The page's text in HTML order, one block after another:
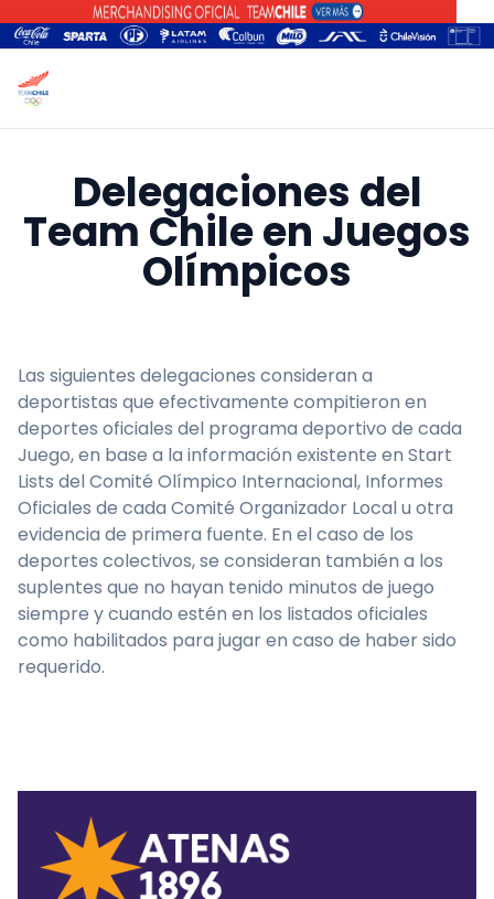
Delegaciones del
Team Chile en Juegos
Olímpicos
Las siguientes delegaciones consideran a
deportistas que efectivamente compitieron en
deportes oficiales del programa deportivo de cada
Juego, en base a la información existente en Start
Lists del Comité Olímpico Internacional, Informes
Oficiales de cada Comité Organizador Local u otra
evidencia de primera fuente. En el caso de los
deportes colectivos, se consideran también a los
suplentes que no hayan tenido minutos de juego
siempre y cuando estén en los listados oficiales
como habilitados para jugar en caso de haber sido
requerido.